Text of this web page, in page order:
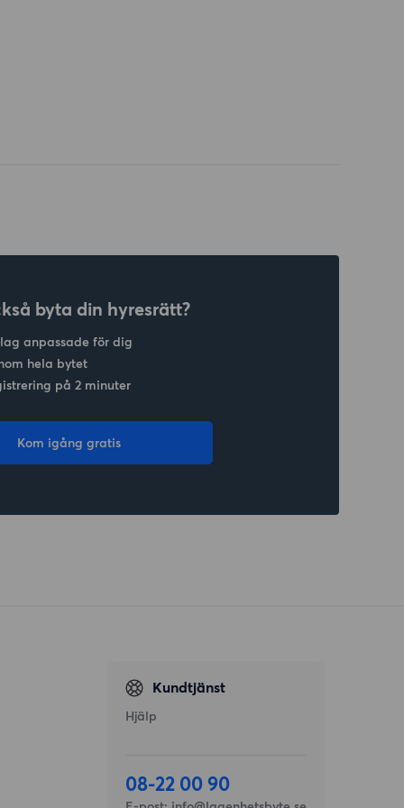
byta din hyresrätt?
anpassade för dig
hela bytet
på 2 minuter
Kom igång gratis
Kundtjänst
Hjälp
08-22 00 90